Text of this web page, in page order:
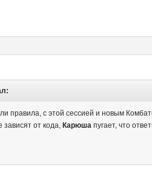
правила, с этой сессией и новым
зависят от кода, Карюша пугает, что